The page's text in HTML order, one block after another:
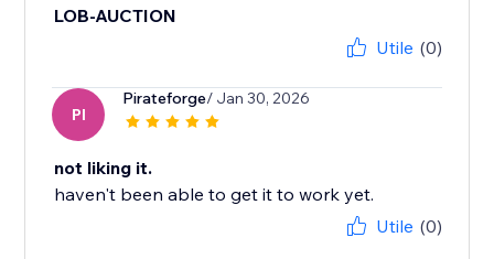
LOB-AUCTION
Utile (0)
PI
Pirateforge/ Jan 30, 2026
not liking it.
haven't been able to get it to work yet.
Utile (0)